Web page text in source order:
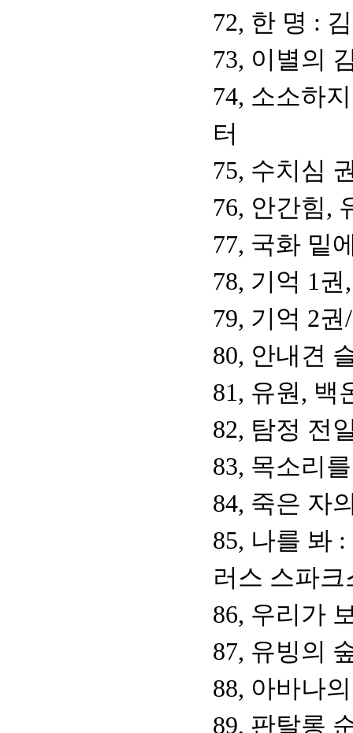
72, 한 명 :
73, 이별의
74, 소소하
터
75, 수치심
76, 안간힘,
77, 국화 밑
78, 기억 1
79, 기억 2
80, 안내견
81, 유원, 백
82, 탐정 전
83, 목소리
84, 죽은 자
85, 나를 봐
러스 스파
86, 우리가
87, 유빙의
88, 아바나
89, 판탈롱